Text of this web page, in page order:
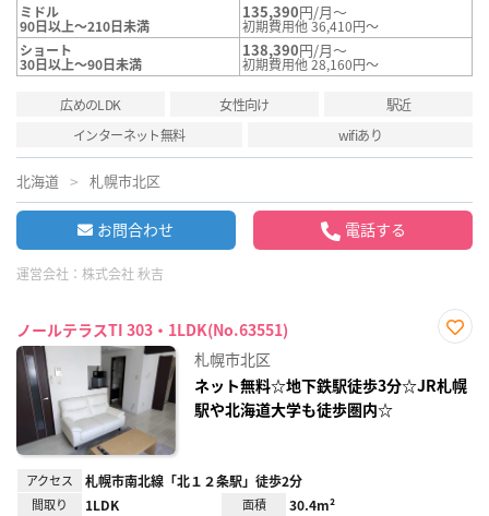
ミドル
90日以上～210日未満
135,390円/月～
初期費用他 36,410円～
ショート
30日以上～90日未満
138,390円/月～
初期費用他 28,160円～
広めのLDK 女性向け
駅近
インターネット無料
wifiあり
北海道 札幌市北区
お問合わせ 電話する
運営会社： 株式会社 秋吉
ノールテラスTI 303・1LDK(No.63551)
り登
録
札幌市北区
ネット無料☆地下鉄駅徒歩3分☆JR札幌
駅や北海道大学も徒歩圏内☆
アクセス 札幌市南北線「北１２条駅」徒歩2分
間取り 1LDK 面積 30.4m²